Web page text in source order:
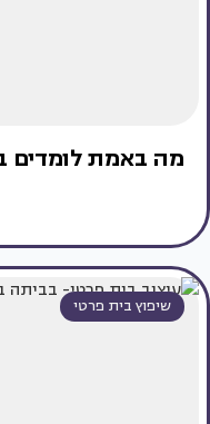
מה באמת לומדים
שיפוץ בית פרטי